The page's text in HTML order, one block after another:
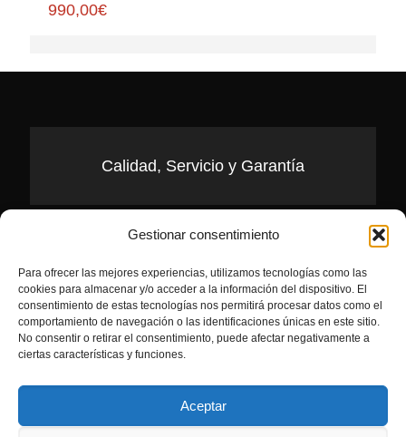
Gestionar consentimiento
Para ofrecer las mejores experiencias, utilizamos tecnologías como las
cookies para almacenar y/o acceder a la información del dispositivo. El
consentimiento de estas tecnologías nos permitirá procesar datos como el
comportamiento de navegación o las identificaciones únicas en este sitio.
No consentir o retirar el consentimiento, puede afectar negativamente a
ciertas características y funciones.
Aceptar
990,00€
Calidad, Servicio y Garantía
«Contigo desde 1989»